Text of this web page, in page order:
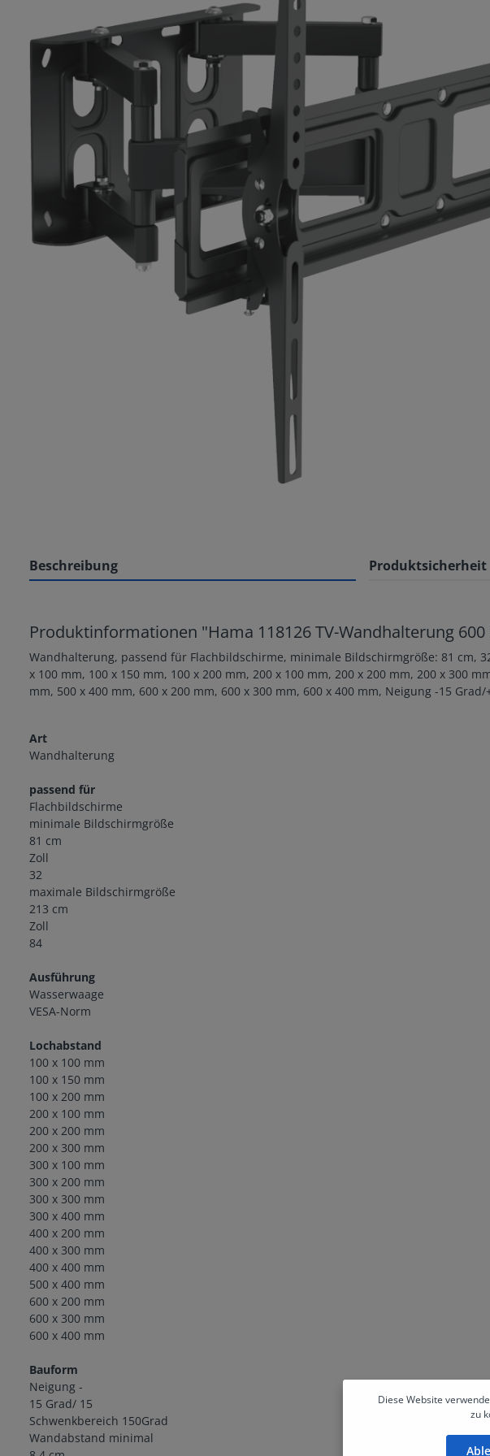
Beschreibung Produktsicherheit
Produktinformationen "Hama 118126 TV-Wandhalterung 600
Wandhalterung, passend für Flachbildschirme, minimale Bildschirmgröße: 81 cm,
x 100 mm, 100 x 150 mm, 100 x 200 mm, 200 x 100 mm, 200 x 200 mm, 200 x 300
mm, 500 x 400 mm, 600 x 200 mm, 600 x 300 mm, 600 x 400 mm, Neigung -15
Art
Wandhalterung
passend für
Flachbildschirme
minimale Bildschirmgröße
81 cm
Zoll
32
maximale Bildschirmgröße
213 cm
Zoll
84
Ausführung
Wasserwaage
VESA-Norm
Lochabstand
100 x 100 mm
100 x 150 mm
100 x 200 mm
200 x 100 mm
200 x 200 mm
200 x 300 mm
300 x 100 mm
300 x 200 mm
300 x 300 mm
300 x 400 mm
400 x 200 mm
400 x 300 mm
400 x 400 mm
500 x 400 mm
600 x 200 mm
600 x 300 mm
600 x 400 mm
Bauform
Neigung -
15 Grad/ 15
Schwenkbereich 150Grad
Wandabstand minimal
Diese Website
zu